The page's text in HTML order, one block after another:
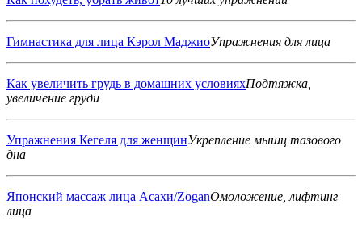
Гимнастика для лица Кэрол МаджиоУпражнения для лица
Как увеличить грудь в домашних условияхПодтяжка,
увеличение груди
Упражнения Кегеля для женщинУкрепление мышц тазового
дна
Японский массаж лица Асахи/ZoganОмоложение, лифтинг
лица